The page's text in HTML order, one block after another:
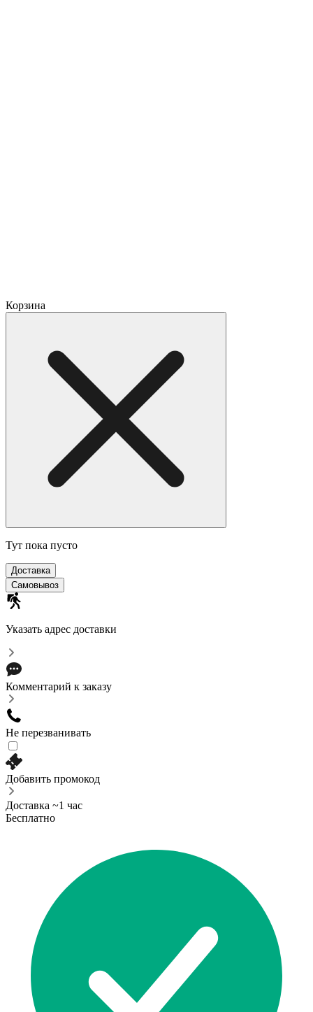
Корзина
Тут пока пусто
Доставка
Самовывоз
Указать адрес доставки
Комментарий к заказу
Не перезванивать
Добавить промокод
Доставка ~1 час
Бесплатно